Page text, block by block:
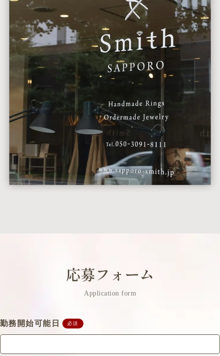
休日休暇
シフト制
仕事内容
カップルが世界に一つだけの指輪を手作りする時間
をサポートする仕事です。
【主な業務内容】
・手作り指輪の制作サポート
・商品のお渡し
・簡単なPC作業
・商品企画、デザイン
など
◆未経験者歓迎／経験者優遇
・土日祝のいずれかの勤務できる方
※応募時に写真付き履歴書の添付をお願いいたしま
応募フォーム
Application form
必須
勤務開始可能日